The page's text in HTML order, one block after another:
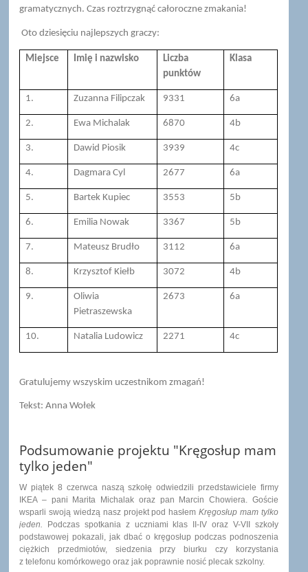
gramatycznych. Czas roztrzygnąć całoroczne zmakania!
Oto dziesięciu najlepszych graczy:
Miejsce Imię i nazwisko
Liczba
punktów
Klasa
1. Zuzanna Filipczak 9331 6a
2. Ewa Michalak 6870 4b
3. Dawid Piosik 3939 4c
4. Dagmara Cyl 2677 6a
5. Bartek Kupiec 3553 5b
6. Emilia Nowak 3367 5b
7. Mateusz Brudło 3112 6a
8. Krzysztof Kiełb 3072 4b
9.
Oliwia
Pietraszewska
2673 6a
10. Natalia Ludowicz 2271 4c
Gratulujemy wszyskim uczestnikom zmagań!
Tekst: Anna Wołek
Podsumowanie projektu "Kręgosłup mam
tylko jeden"
W piątek 8 czerwca naszą szkołę odwiedzili przedstawiciele firmy
IKEA – pani Marita Michalak oraz pan Marcin Chowiera. Goście
wsparli swoją wiedzą nasz projekt pod hasłemKręgosłup mam tylko
jeden. Podczas spotkania z uczniami klas II-IV oraz V-VII szkoły
podstawowej pokazali, jak dbać o kręgosłup podczas podnoszenia
ciężkich przedmiotów, siedzenia przy biurku czy korzystania
z telefonu komórkowego oraz jak poprawnie nosić plecak szkolny.